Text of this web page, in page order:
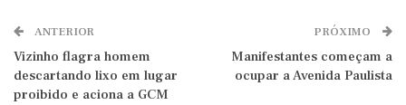
ANTERIOR
Vizinho flagra homem
descartando lixo em lugar
proibido e aciona a GCM
PRÓXIMO
Manifestantes começam a
ocupar a Avenida Paulista